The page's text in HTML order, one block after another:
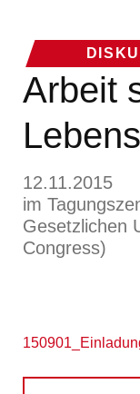
Arbeit
12.11.2015
im
Gesetzlichen
Congress)